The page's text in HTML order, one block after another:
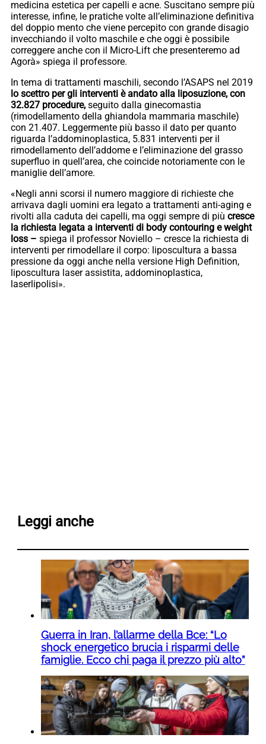
medicina estetica per capelli e acne. Suscitano sempre più
interesse, infine, le pratiche volte all’eliminazione definitiva
del doppio mento che viene percepito con grande disagio
invecchiando il volto maschile e che oggi è possibile
correggere anche con il Micro-Lift che presenteremo ad
Agorà» spiega il professore.
In tema di trattamenti maschili, secondo l’ASAPS nel 2019
lo scettro per gli interventi è andato alla liposuzione, con
32.827 procedure, seguito dalla ginecomastia
(rimodellamento della ghiandola mammaria maschile)
con 21.407. Leggermente più basso il dato per quanto
riguarda l’addominoplastica, 5.831 interventi per il
rimodellamento dell’addome e l’eliminazione del grasso
superfluo in quell’area, che coincide notoriamente con le
maniglie dell’amore.
«Negli anni scorsi il numero maggiore di richieste che
arrivava dagli uomini era legato a trattamenti anti-aging e
rivolti alla caduta dei capelli, ma oggi sempre di più cresce
la richiesta legata a interventi di body contouring e weight
loss – spiega il professor Noviello – cresce la richiesta di
interventi per rimodellare il corpo: liposcultura a bassa
pressione da oggi anche nella versione High Definition,
liposcultura laser assistita, addominoplastica,
laserlipolisi».
Leggi anche
Guerra in Iran, l’allarme della Bce: “Lo
shock energetico brucia i risparmi delle
famiglie. Ecco chi paga il prezzo più alto”